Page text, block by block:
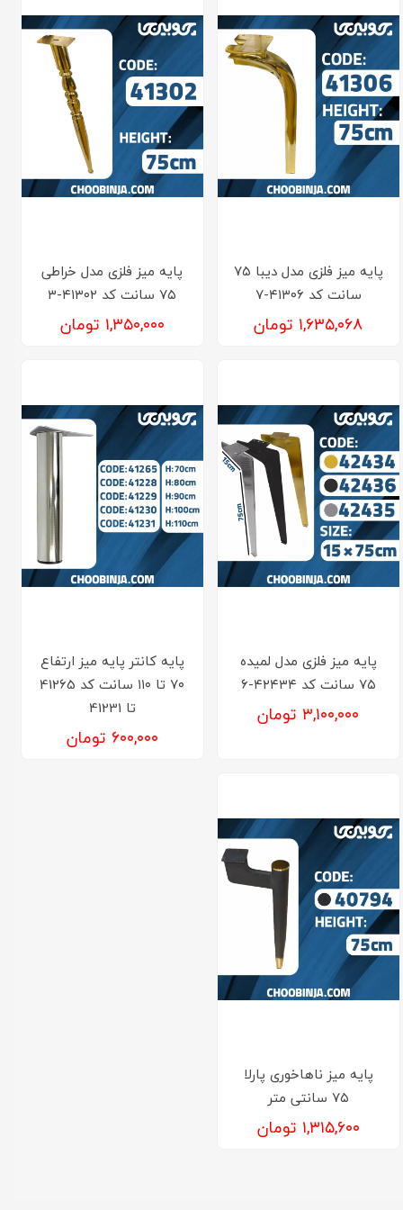
پایه میز فلزی مدل دیبا ۷۵
سانت کد ۴۱۳۰۶-۷
۱,۶۳۵,۰۶۸ تومان
پایه میز فلزی مدل خراطی
۷۵ سانت کد ۴۱۳۰۲-۳
۱,۳۵۰,۰۰۰ تومان
پایه میز فلزی مدل لمیده
۷۵ سانت کد ۴۲۴۳۴-۶
۳,۱۰۰,۰۰۰ تومان
پایه کانتر پایه میز ارتفاع
۷۰ تا ۱۱۰ سانت کد 41265
تا 41231
۶۰۰,۰۰۰ تومان
پایه میز ناهاخوری پارلا
۷۵ سانتی متر
۱,۳۱۵,۶۰۰ تومان